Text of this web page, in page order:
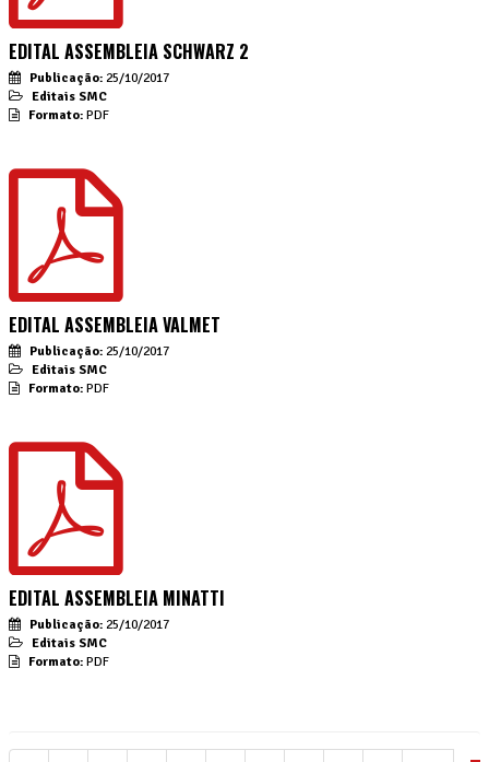
EDITAL ASSEMBLEIA SCHWARZ 2
Publicação: 25/10/2017
Editais SMC
Formato: PDF
EDITAL ASSEMBLEIA VALMET
Publicação: 25/10/2017
Editais SMC
Formato: PDF
EDITAL ASSEMBLEIA MINATTI
Publicação: 25/10/2017
Editais SMC
Formato: PDF